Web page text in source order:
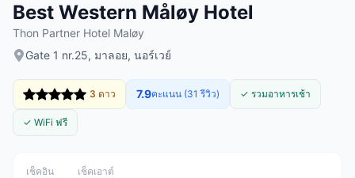
Best Western Måløy Hotel
Thon Partner Hotel Maløy
Gate 1 nr.25, มาลอย, นอร์เวย์
3 ดาว 7.9คะแนน (31 รีวิว) ✓ รวมอาหารเช้า
✓ WiFi ฟรี
เช็คอิน เช็คเอาต์